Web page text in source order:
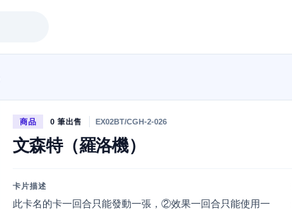
商品 0 筆出售 EX02BT/CGH-2-026
文森特（羅洛機）
卡片描述
此卡名的卡一回合只能發動一張，②效果一回合只能使用一